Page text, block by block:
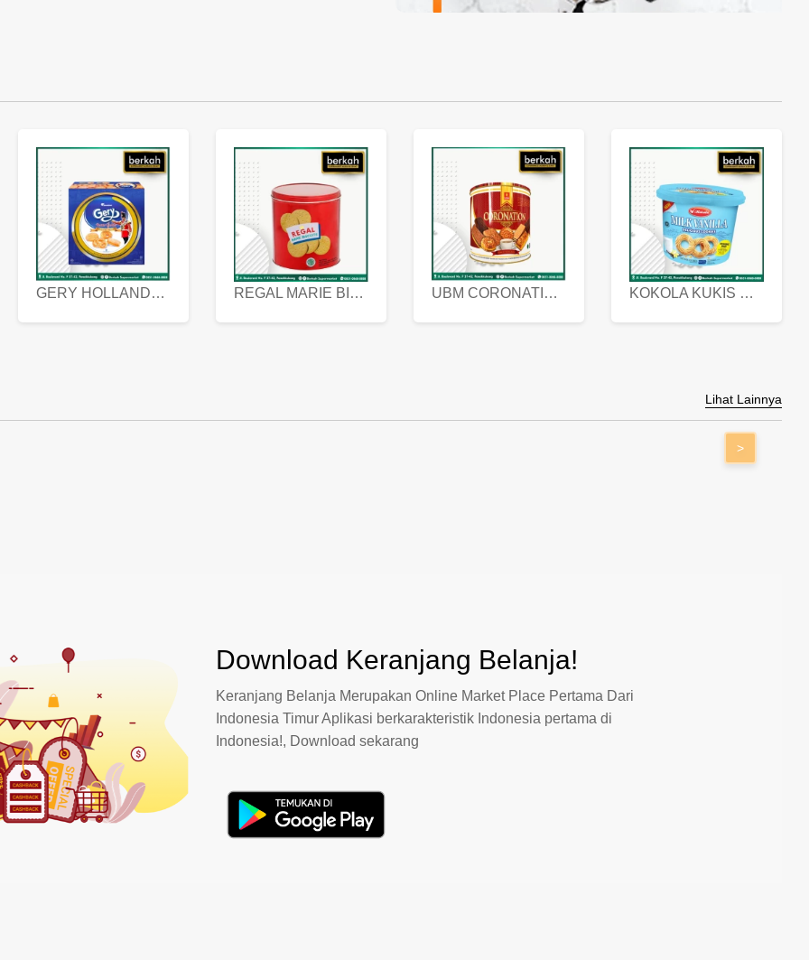
GERY HOLLANDA BUTTER COOKIES 450 GRAM REGAL MARIE BISCUIT KALENG 550 GRAM UBM CORONATION ASSORTED BISKUIT KALENG 450 GRAM KOKOLA KUKIS HYGIENIC MILK VANILLA PACK 320 GR
Lihat Lainnya
>
Download Keranjang Belanja!
Keranjang Belanja Merupakan Online Market Place Pertama Dari
Indonesia Timur Aplikasi berkarakteristik Indonesia pertama di
Indonesia!, Download sekarang